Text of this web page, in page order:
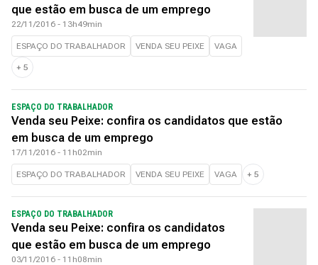
que estão em busca de um emprego
22/11/2016 - 13h49min
ESPAÇO DO TRABALHADOR VENDA SEU PEIXE VAGA
+ 5
ESPAÇO DO TRABALHADOR
Venda seu Peixe: confira os candidatos que estão
em busca de um emprego
17/11/2016 - 11h02min
ESPAÇO DO TRABALHADOR VENDA SEU PEIXE VAGA + 5
ESPAÇO DO TRABALHADOR
Venda seu Peixe: confira os candidatos
que estão em busca de um emprego
03/11/2016 - 11h08min